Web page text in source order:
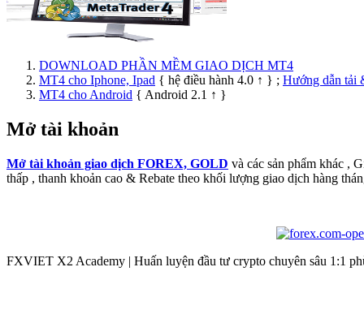
DOWNLOAD PHẦN MỀM GIAO DỊCH MT4
MT4 cho Iphone, Ipad { hệ điều hành 4.0 ↑ } ; Hướng dẫn tải
MT4 cho Android { Android 2.1 ↑ }
Mở tài khoản
Mở tài khoản giao dịch FOREX, GOLD và các sản phẩm khác ,
thấp , thanh khoản cao & Rebate theo khối lượng giao dịch hàng
FXVIET X2 Academy | Huấn luyện đầu tư crypto chuyên sâu 1:1